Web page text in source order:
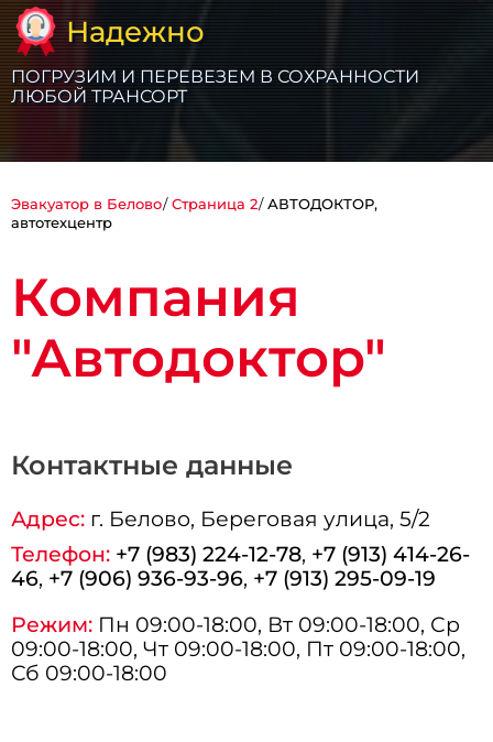
Надежно
ПОГРУЗИМ И ПЕРЕВЕЗЕМ В СОХРАННОСТИ
ЛЮБОЙ ТРАНСОРТ
Эвакуатор в Белово Страница 2
АВТОДОКТОР,
автотехцентр
Компания
"Автодоктор"
Контактные данные
Адрес: г. Белово, Береговая улица, 5/2
Телефон: +7 (983) 224-12-78, +7 (913) 414-26-
46, +7 (906) 936-93-96, +7 (913) 295-09-19
Режим: Пн 09:00-18:00, Вт 09:00-18:00, Ср
09:00-18:00, Чт 09:00-18:00, Пт 09:00-18:00,
Сб 09:00-18:00